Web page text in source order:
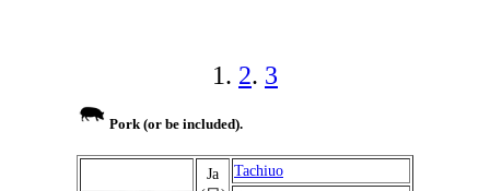
1. 2. 3
Pork (or be included).
Ja
Tachiuo